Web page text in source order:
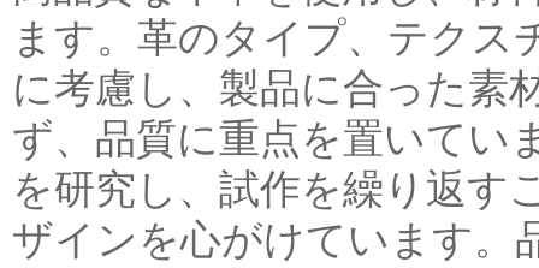
ます。革のタイプ、テクス
に考慮し、製品に合った素
ず、品質に重点を置いてい
を研究し、試作を繰り返す
ザインを心がけています。